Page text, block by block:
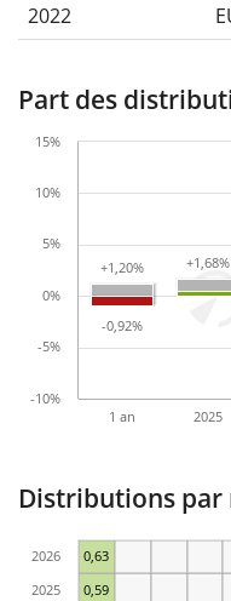
2022
Part des
-0,92%
-0,92%
+1,20%
+1,20% +1,68%
+1,68%
1 an 2025
-10%
-5%
0%
5%
10%
15%
Distributions par
0,59
0,63
2025
2026